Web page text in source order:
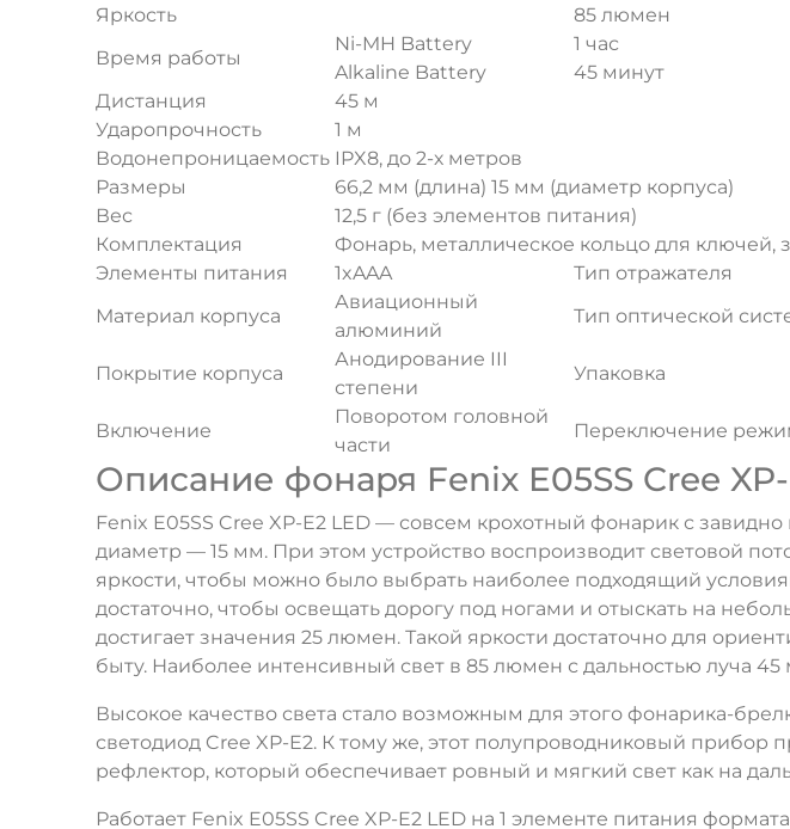
Яркость
85 люмен
Время работы
Ni-MH Battery 1 час
Alkaline Battery
45 минут
Дистанция
45 м
Ударопрочность
1 м
Водонепроницаемость IPX8, до 2-х метров
Размеры
66,2 мм (длина) 15 мм (диаметр корпуса)
Вес
12,5 г (без элементов питания)
Комплектация
Фонарь, металлическое кольцо для ключей,
Элементы питания
1xAAA
Тип отражателя
Материал корпуса
Авиационный
алюминий
Тип оптической
Покрытие корпуса
Анодирование III
степени
Упаковка
Включение
Поворотом головной
части
Переключение
Описание фонаря Fenix E05SS Cree
Fenix E05SS Cree XP-E2 LED — совсем крохотный фонарик с
диаметр — 15 мм. При этом устройство воспроизводит световой
яркости, чтобы можно было выбрать наиболее подходящий
достаточно, чтобы освещать дорогу под ногами и отыскать на
достигает значения 25 люмен. Такой яркости достаточно для
быту. Наиболее интенсивный свет в 85 люмен с дальностью луча
Высокое качество света стало возможным для этого фонарика-
светодиод Cree XP-E2. К тому же, этот полупроводниковый
рефлектор, который обеспечивает ровный и мягкий свет как на
Работает Fenix E05SS Cree XP-E2 LED на 1 элементе питания
ДА